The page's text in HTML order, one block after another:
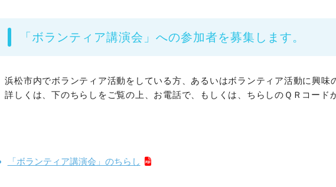
「ボランティア講演会」への参加者を募集します。
浜松市内でボランティア活動をしている方、あるいはボランティア活動に興味
詳しくは、下のちらしをご覧の上、お電話で、もしくは、ちらしのＱＲコード
「ボランティア講演会」のちらし